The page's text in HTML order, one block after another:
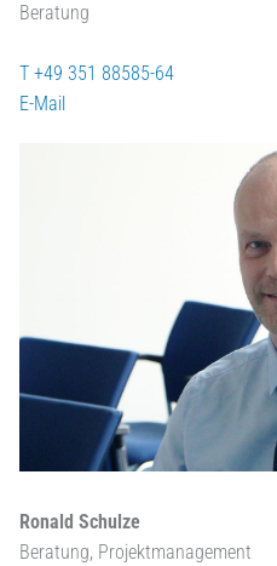
Beratung
T +49 351 88585-64
E-Mail
Ronald Schulze
Beratung, Projektmanagement